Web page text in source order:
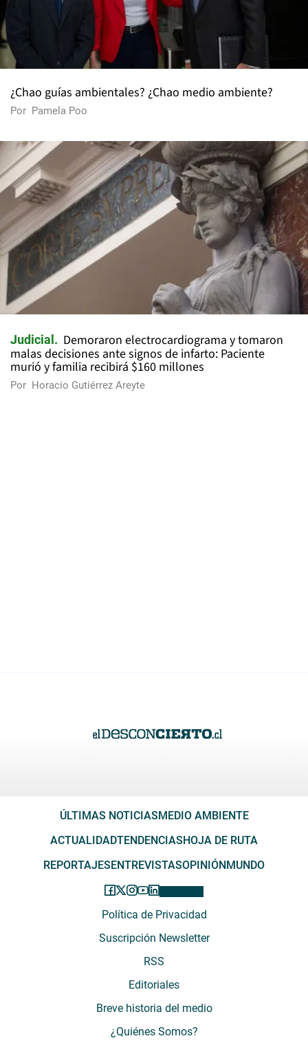
¿Chao guías ambientales? ¿Chao medio ambiente?
Por Pamela Poo
Judicial
Demoraron electrocardiograma y tomaron
malas decisiones ante signos de infarto: Paciente
murió y familia recibirá $160 millones
Por Horacio Gutiérrez Areyte
ÚLTIMAS NOTICIASMEDIO AMBIENTE
ACTUALIDADTENDENCIASHOJA DE RUTA
REPORTAJESENTREVISTASOPINIÓNMUNDO
Política de Privacidad
Suscripción Newsletter
RSS
Editoriales
Breve historia del medio
¿Quiénes Somos?